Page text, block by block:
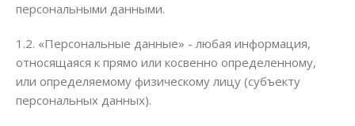
персональными данными.
1.2. «Персональные данные» - любая информация,
относящаяся к прямо или косвенно определенному,
или определяемому физическому лицу (субъекту
персональных данных).